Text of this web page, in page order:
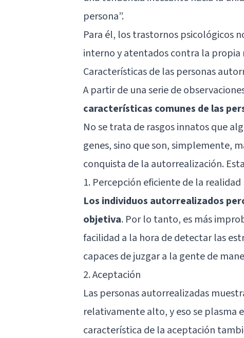
persona”.
Para él, lostrastornos psicológicos
interno y atentados contra la
Características de las personas
A partir de una serie de
características comunes de las
No se trata de rasgos innatos que
genes, sino que son, simplemente,
conquista de la autorrealización.
1. Percepción eficiente de la realidad
Los individuos autorrealizados
objetiva. Por lo tanto, es más
facilidad a la hora de detectar las
capaces de juzgar a la gente de
2. Aceptación
Las personas autorrealizadas
relativamente alto, y eso se plasma
característica de la aceptación